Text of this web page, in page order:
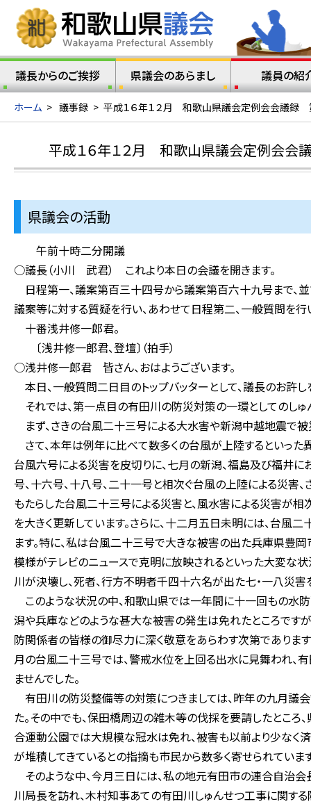
議長からのご挨拶 県議会のあらまし 議員の紹
ホーム > 議事録 > 平成１６年１２月 和歌山県議会定例会会議録
平成１６年１２月 和歌山県議会定例会会
県議会の活動
午前十時二分開議
○議長（小川 武君） これより本日の会議を開きます。
日程第一、議案第百三十四号から議案第百六十九号まで、
議案等に対する質疑を行い、あわせて日程第二、一般質問を行
十番浅井修一郎君。
〔浅井修一郎君、登壇〕（拍手）
○浅井修一郎君 皆さん、おはようございます。
本日、一般質問二日目のトップバッターとして、議長のお許
それでは、第一点目の有田川の防災対策の一環としてのしゅ
まず、さきの台風二十三号による大水害や新潟中越地震で被
さて、本年は例年に比べて数多くの台風が上陸するといっ
台風六号による災害を皮切りに、七月の新潟、福島及び福井
号、十六号、十八号、二十一号と相次ぐ台風の上陸による災害
もたらした台風二十三号による災害と、風水害による災害が
を大きく更新しています。さらに、十二月五日未明には、台
ます。特に、私は台風二十三号で大きな被害の出た兵庫県豊
模様がテレビのニュースで克明に放映されるといった大変な
川が決壊し、死者、行方不明者千四十六名が出た七・一八災害
このような状況の中、和歌山県では一年間に十一回もの水
潟や兵庫などのような甚大な被害の発生は免れたところです
防関係者の皆様の御尽力に深く敬意をあらわす次第でありま
月の台風二十三号では、警戒水位を上回る出水に見舞われ、
ませんでした。
有田川の防災整備等の対策につきましては、昨年の九月議
た。その中でも、保田橋周辺の雑木等の伐採を要請したところ
合運動公園では大規模な冠水は免れ、被害も以前より少なく
が堆積してきているとの指摘も市民から数多く寄せられていま
そのような中、今月三日には、私の地元有田市の連合自治
川局長を訪れ、木村知事あての有田川しゅんせつ工事に関す